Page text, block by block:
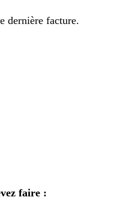
dernière facture.
faire :